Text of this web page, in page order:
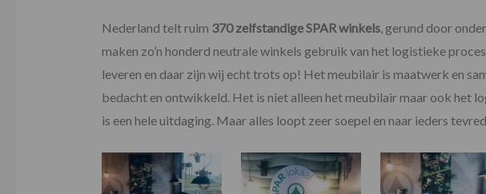
Nederland telt ruim 370 zelfstandige SPAR winkels, gerund door
maken zo’n honderd neutrale winkels gebruik van het logistieke
leveren en daar zijn wij echt trots op! Het meubilair is maatwerk en
bedacht en ontwikkeld. Het is niet alleen het meubilair maar ook het
is een hele uitdaging. Maar alles loopt zeer soepel en naar ieders